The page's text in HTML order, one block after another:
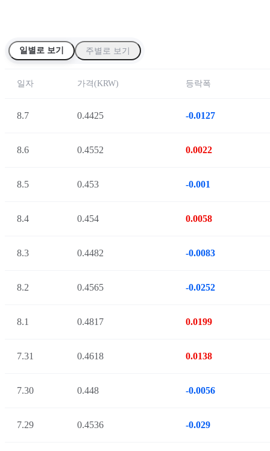
일별로 보기 주별로 보기
일자 가격(KRW) 등락폭
8.7 0.4425 -0.0127
8.6 0.4552 0.0022
8.5 0.453 -0.001
8.4 0.454 0.0058
8.3 0.4482 -0.0083
8.2 0.4565 -0.0252
8.1 0.4817 0.0199
7.31 0.4618 0.0138
7.30 0.448 -0.0056
7.29 0.4536 -0.029